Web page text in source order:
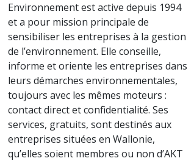
Environnement est active depuis 1994
et a pour mission principale de
sensibiliser les entreprises à la gestion
de l’environnement. Elle conseille,
informe et oriente les entreprises dans
leurs démarches environnementales,
toujours avec les mêmes moteurs :
contact direct et confidentialité. Ses
services, gratuits, sont destinés aux
entreprises situées en Wallonie,
qu’elles soient membres ou non d’AKT